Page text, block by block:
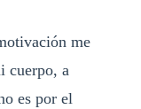
me
cuerpo, a
es por el